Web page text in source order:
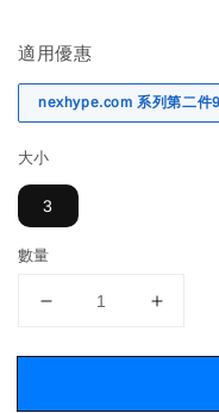
適用優惠
nexhype.com 系列第二件
大小
3
數量